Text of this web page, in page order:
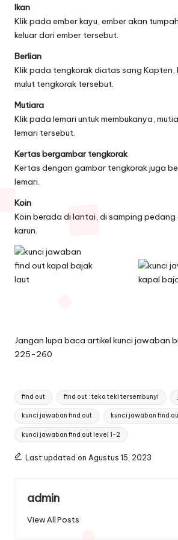
Ikan
Klik pada ember kayu, ember akan
keluar dari ember tersebut.
Berlian
Klik pada tengkorak diatas sang Kapten,
mulut tengkorak tersebut.
Mutiara
Klik pada lemari untuk membukanya,
lemari tersebut.
Kertas bergambar tengkorak
Kertas dengan gambar tengkorak juga
lemari.
Koin
Koin berada di lantai, di samping
karun.
Jangan lupa baca artikel kunci jawaban
225-260
Tags:
find out find out : teka teki tersembunyi
kunci jawaban find out kunci jawaban find
kunci jawaban find out level 1-2
Last updated on Agustus 15, 2023
admin
View All Posts